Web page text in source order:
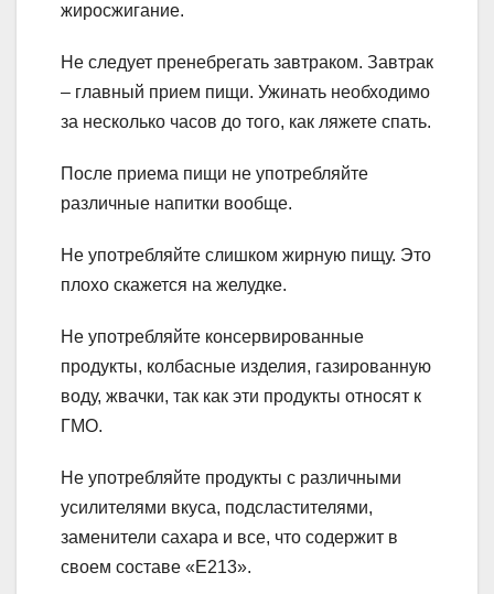
жиросжигание.
Не следует пренебрегать завтраком. Завтрак
– главный прием пищи. Ужинать необходимо
за несколько часов до того, как ляжете спать.
После приема пищи не употребляйте
различные напитки вообще.
Не употребляйте слишком жирную пищу. Это
плохо скажется на желудке.
Не употребляйте консервированные
продукты, колбасные изделия, газированную
воду, жвачки, так как эти продукты относят к
ГМО.
Не употребляйте продукты с различными
усилителями вкуса, подсластителями,
заменители сахара и все, что содержит в
своем составе «Е213».